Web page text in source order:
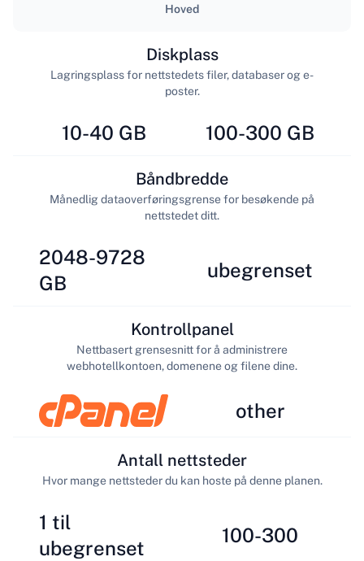
Hoved
10-40 GB
Diskplass
Lagringsplass for nettstedets filer, databaser og e-
poster.
100-300 GB
2048-9728
GB
Båndbredde
Månedlig dataoverføringsgrense for besøkende på
nettstedet ditt.
ubegrenset
Kontrollpanel
Nettbasert grensesnitt for å administrere
webhotellkontoen, domenene og filene dine.
other
1 til
ubegrenset
Antall nettsteder
Hvor mange nettsteder du kan hoste på denne planen.
100-300